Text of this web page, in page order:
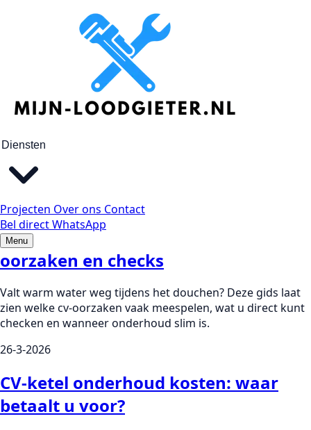
Projecten Over ons Contact
Bel directWhatsApp
Menu
Blog, pagina 2
CV-ketel maakt tikkend of
brommend geluid: wat nu?
Herkent u tikken, brommen of resonantie uit uw cv-ketel?
Ontdek welke geluiden normaal zijn, welke signalen
aandacht vragen en welke actie slim is.
28-3-2026
Douche wordt plots koud: cv-
oorzaken en checks
Valt warm water weg tijdens het douchen? Deze gids laat
zien welke cv-oorzaken vaak meespelen, wat u direct kunt
checken en wanneer onderhoud slim is.
26-3-2026
CV-ketel onderhoud kosten: waar
betaalt u voor?